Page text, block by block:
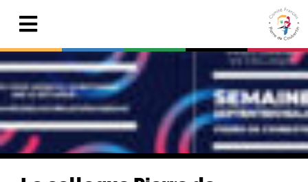
contentToggle
Navigation
Actualités
Le Comité
Pierre de Coubertin